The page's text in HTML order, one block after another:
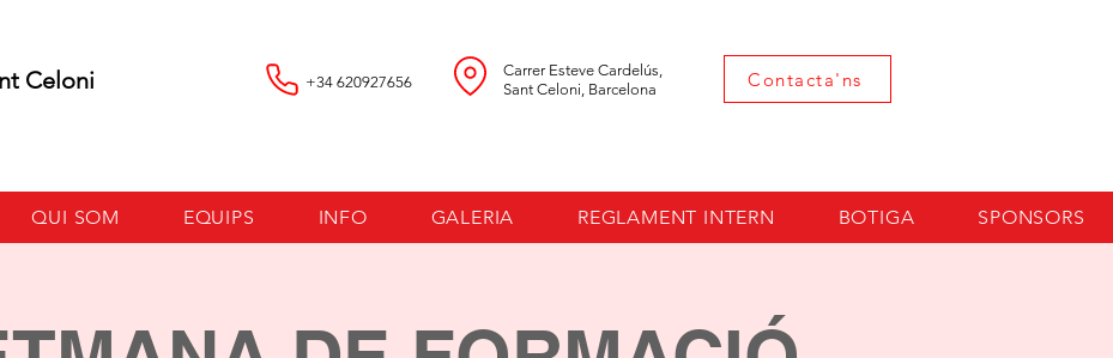
+34 620927656
Carrer Esteve Cardelús,
Sant Celoni, Barcelona
Contacta'ns
QUI SOM EQUIPS INFO GALERIA REGLAMENT INTERN BOTIGA SPONSORS